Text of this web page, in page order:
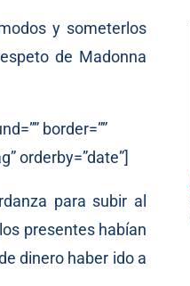
y someterlos
de Madonna
border=””
orderby=”date”]
para subir al
presentes habían
dinero haber ido a